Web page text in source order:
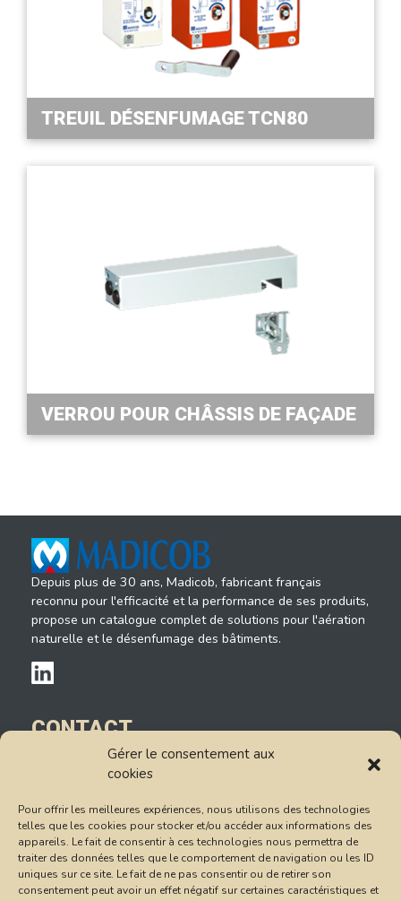
Gérer le consentement aux
cookies
Pour offrir les meilleures expériences, nous utilisons des technologies
telles que les cookies pour stocker et/ou accéder aux informations des
appareils. Le fait de consentir à ces technologies nous permettra de
traiter des données telles que le comportement de navigation ou les ID
uniques sur ce site. Le fait de ne pas consentir ou de retirer son
consentement peut avoir un effet négatif sur certaines caractéristiques et
TREUIL DÉSENFUMAGE TCN80
VERROU POUR CHÂSSIS DE FAÇADE
Depuis plus de 30 ans, Madicob, fabricant français
reconnu pour l'efficacité et la performance de ses produits,
propose un catalogue complet de solutions pour l'aération
naturelle et le désenfumage des bâtiments.
CONTACT
14, rue du Petit Albi
Tél : 01.78.47.85.85
Formulaire de contact
Conditions Générales de Vente